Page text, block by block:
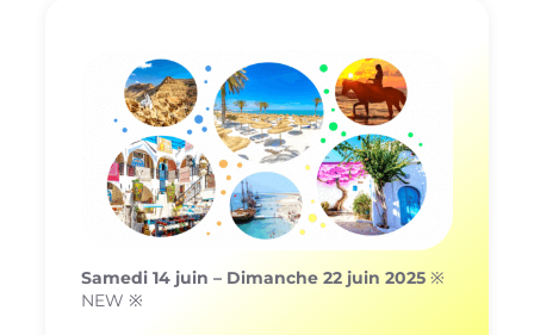
Samedi 14 juin – Dimanche 22 juin 2025 ※
NEW ※